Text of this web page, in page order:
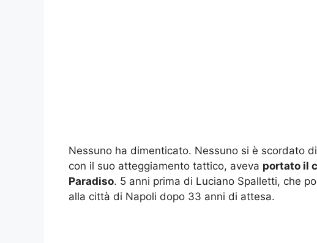
Nessuno ha dimenticato. Nessuno si è scordato
con il suo atteggiamento tattico, aveva portato il
Paradiso. 5 anni prima di Luciano Spalletti, che
alla città di Napoli dopo 33 anni di attesa.